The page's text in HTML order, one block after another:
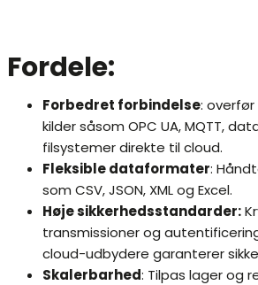
Fordele:
Forbedret forbindelse:
kilder såsom OPC UA, MQTT,
filsystemer direkte til cloud.
Fleksible dataformater:
som CSV, JSON, XML og Excel.
Høje sikkerhedsstandarder:
transmissioner og
cloud-udbydere garanterer
Skalerbarhed: Tilpas lager og